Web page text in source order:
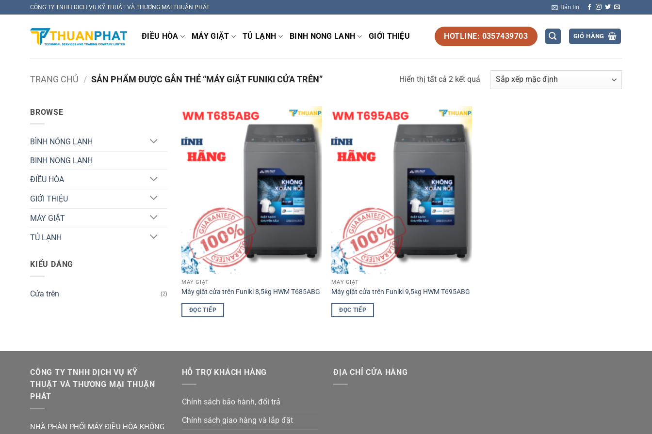
qua
CÔNG TY TNHH DỊCH VỤ KỸ THUẬT VÀ THƯƠNG MẠI THUẬN PHÁT Bản tin
ĐIỀU HÒA MÁY GIẶT TỦ LẠNH BINH NONG LANH GIỚI THIỆU HOTLINE: 0357439703 GIỎ HÀNG
TRANG CHỦ / SẢN PHẨM ĐƯỢC GẮN THẺ “MÁY GIẶT FUNIKI CỬA TRÊN” Hiển thị tất cả 2 kết quả
BROWSE
BÌNH NÓNG LẠNH
BINH NONG LANH
ĐIỀU HÒA
GIỚI THIỆU
MÁY GIẶT
TỦ LẠNH
KIỂU DÁNG
Cửa trên (2)
MÁY GIẶT
Máy giặt cửa trên Funiki 8,5kg HWM T685ABG
ĐỌC TIẾP
MÁY GIẶT
Máy giặt cửa trên Funiki 9,5kg HWM T695ABG
ĐỌC TIẾP
CÔNG TY TNHH DỊCH VỤ KỸ
THUẬT VÀ THƯƠNG MẠI THUẬN
PHÁT
NHÀ PHÂN PHỐI MÁY ĐIỀU HÒA KHÔNG
HỖ TRỢ KHÁCH HÀNG
Chính sách bảo hành, đổi trả
Chính sách giao hàng và lắp đặt
ĐỊA CHỈ CỬA HÀNG